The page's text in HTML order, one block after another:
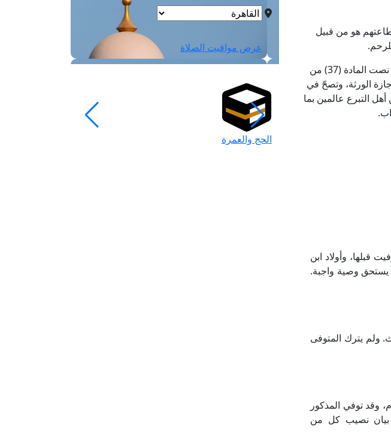
هو من قبيل
أمَّا قطعة الأرض التي تمتلكها الأم والتي أوصت ببيعها عندما يحين زواج الأخت الصغيرة؛ فقد نصت المادة (37) من
غير إجازة الورثة، وتصحّ في
أهل التبرع عالمين بما
قبلها، وأولاد ابن
يستحق وصية واجبة.
ولم يترك المتوفى
سألَت امرأةٌ عن زوجٍ توفي، وقد طلقت منه طلقةً أولى رجعية بتاريخ 9 ديسمبر سنة 1953م، وقد توفي المذكور
فما بيان نصيب كل من
عرض مواقيت الصلاة
الحج والعمرة